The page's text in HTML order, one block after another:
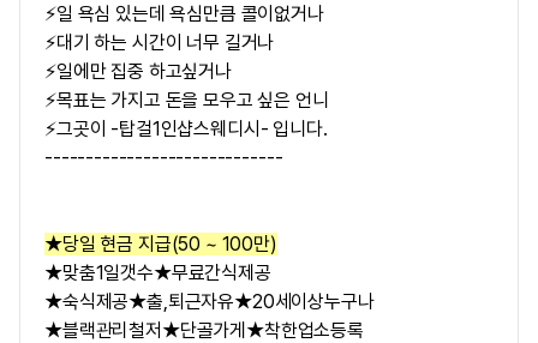
⚡일 욕심 있는데 욕심만큼 콜이없거나
⚡대기 하는 시간이 너무 길거나
⚡일에만 집중 하고싶거나
⚡목표는 가지고 돈을 모우고 싶은 언니
⚡그곳이 -탑걸1인샵스웨디시- 입니다.
-----------------------------
★당일 현금 지급(50 ~ 100만)
★맞춤1일갯수★무료간식제공
★숙식제공★출,퇴근자유★20세이상누구나
★블랙관리철저★단골가게★착한업소등록